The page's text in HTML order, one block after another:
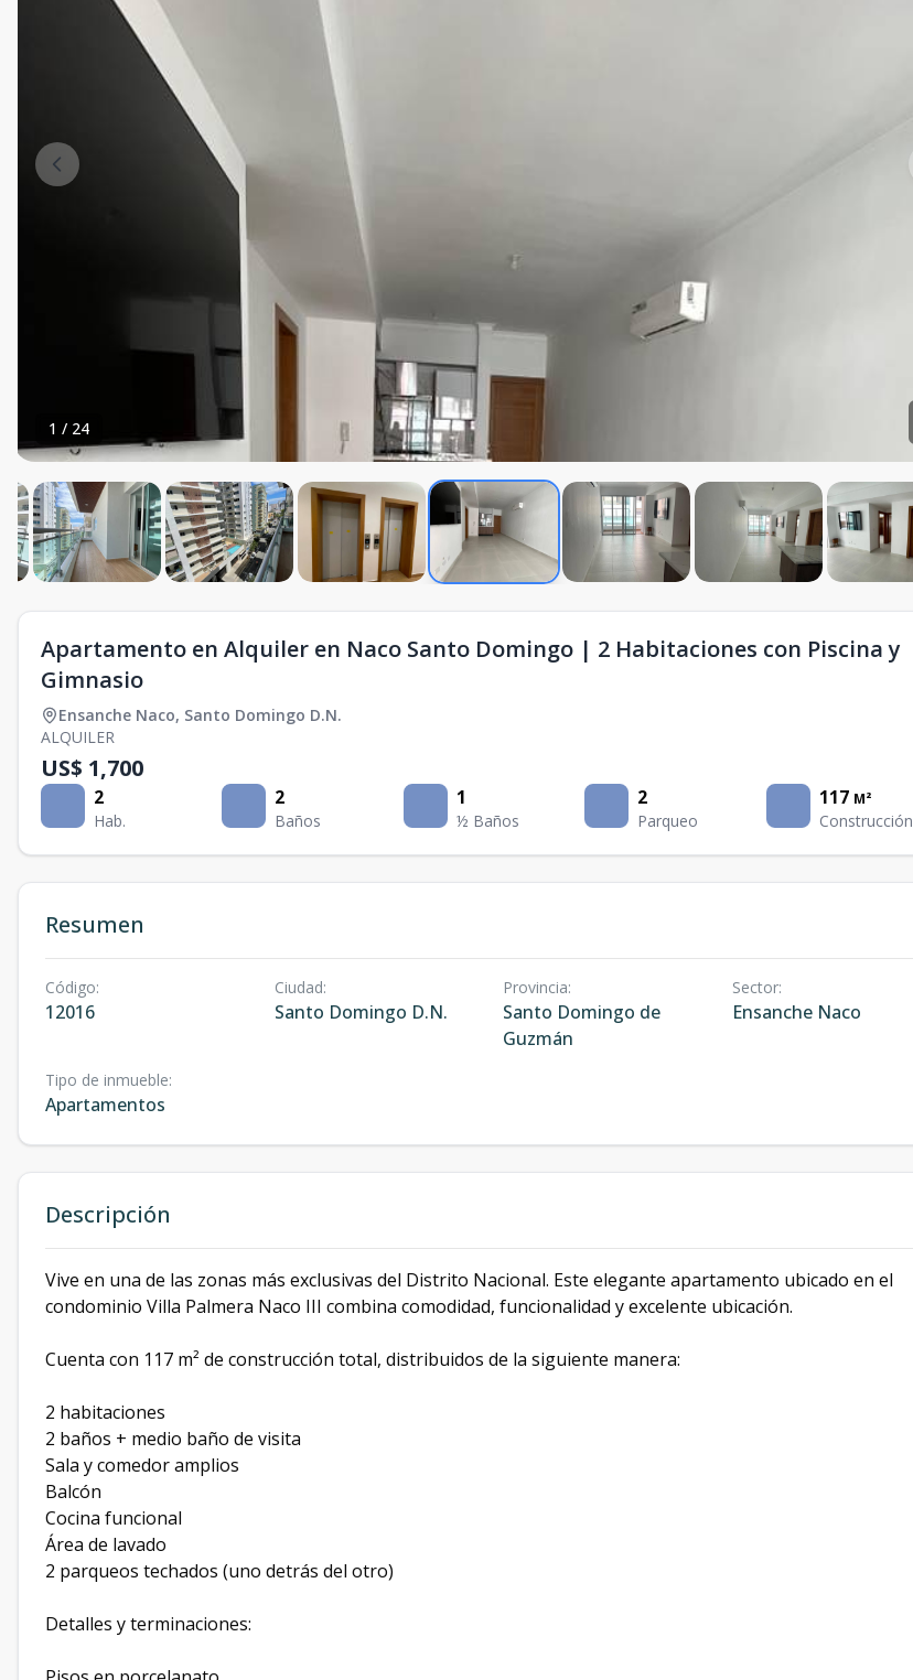
1 / 24
Apartamento en Alquiler en Naco Santo Domingo | 2 Habitaciones con Piscina y
Gimnasio
Ensanche Naco, Santo Domingo D.N.
ALQUILER
US$ 1,700
2
Hab.
2
Baños
1
½ Baños
2
Parqueo
117 M²
Construcción
Resumen
Código:
12016
Ciudad:
Santo Domingo D.N.
Provincia:
Santo Domingo de
Guzmán
Sector:
Ensanche Naco
Tipo de inmueble:
Apartamentos
Descripción
Vive en una de las zonas más exclusivas del Distrito Nacional. Este elegante apartamento ubicado en el
condominio Villa Palmera Naco III combina comodidad, funcionalidad y excelente ubicación.
Cuenta con 117 m² de construcción total, distribuidos de la siguiente manera:
2 habitaciones
2 baños + medio baño de visita
Sala y comedor amplios
Balcón
Cocina funcional
Área de lavado
2 parqueos techados (uno detrás del otro)
Detalles y terminaciones: